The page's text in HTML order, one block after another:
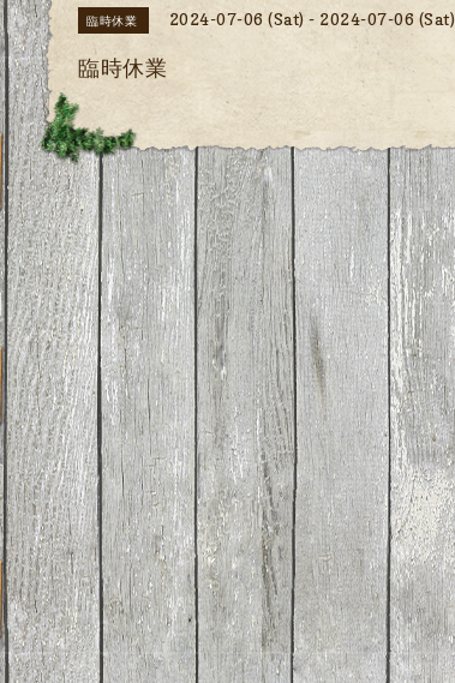
臨時休業 2024-07-06 (Sat) - 2024-07-06 (Sat)
臨時休業